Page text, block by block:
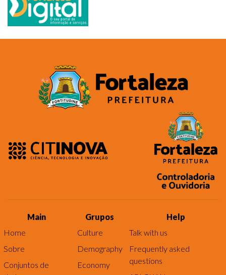
Main
Home
Sobre
Conjuntos de
Grupos
Culture
Demography
Economy
Help
Talk with us
Frequently asked
questions